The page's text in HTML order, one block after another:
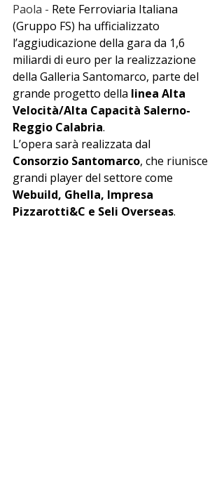
Paola - Rete Ferroviaria Italiana
(Gruppo FS) ha ufficializzato
l’aggiudicazione della gara da 1,6
miliardi di euro per la realizzazione
della Galleria Santomarco, parte del
grande progetto della linea Alta
Velocità/Alta Capacità Salerno-
Reggio Calabria.
L’opera sarà realizzata dal
Consorzio Santomarco, che riunisce
grandi player del settore come
Webuild, Ghella, Impresa
Pizzarotti&C e Seli Overseas.